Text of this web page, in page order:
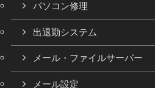
パソコン修理
出退勤システム
メール・ファイルサーバー
メール設定